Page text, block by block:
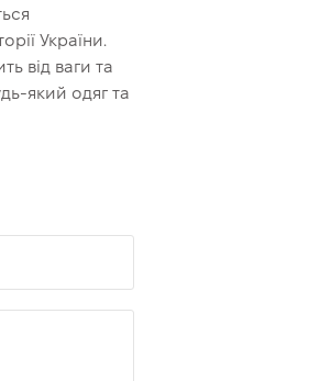
України.
від ваги та
який одяг та